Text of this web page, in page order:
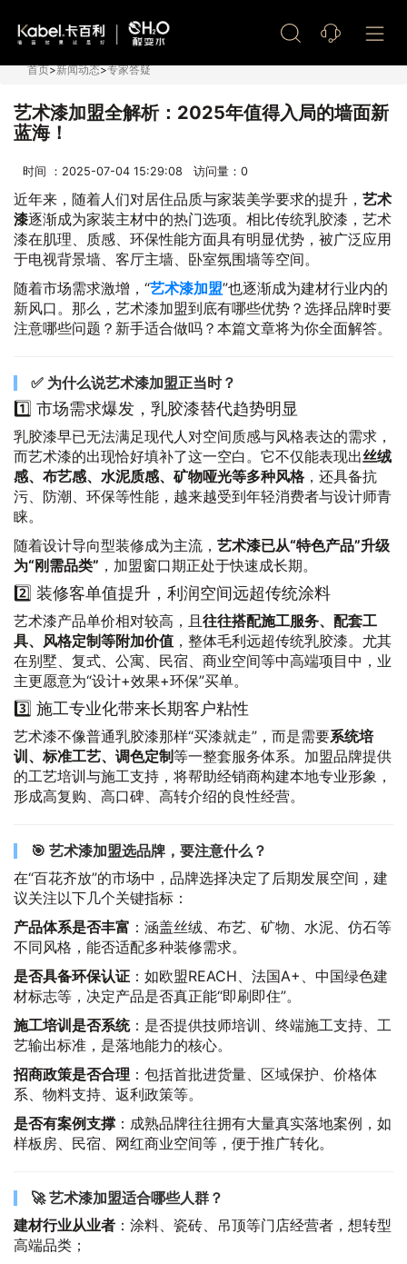
首页>新闻动态>专家答疑
艺术漆加盟全解析：2025年值得入局的墙面新
蓝海！
时间 ：2025-07-04 15:29:08 访问量： 0
近年来，随着人们对居住品质与家装美学要求的提升， 艺术
漆逐渐成为家装主材中的热门选项。相比传统乳胶漆，艺术
漆在肌理、质感、环保性能方面具有明显优势，被广泛应用
于电视背景墙、客厅主墙、卧室氛围墙等空间。
随着市场需求激增，“艺术漆加盟”也逐渐成为建材行业内的
新风口。那么，艺术漆加盟到底有哪些优势？选择品牌时要
注意哪些问题？新手适合做吗？本篇文章将为你全面解答。
✅ 为什么说艺术漆加盟正当时？
1️⃣ 市场需求爆发，乳胶漆替代趋势明显
乳胶漆早已无法满足现代人对空间质感与风格表达的需求，
而艺术漆的出现恰好填补了这一空白。它不仅能表现出丝绒
感、布艺感、水泥质感、矿物哑光等多种风格，还具备抗
污、防潮、环保等性能，越来越受到年轻消费者与设计师青
睐。
随着设计导向型装修成为主流， 艺术漆已从“特色产品”升级
为“刚需品类” ，加盟窗口期正处于快速成长期。
2️⃣ 装修客单值提升，利润空间远超传统涂料
艺术漆产品单价相对较高，且 往往搭配施工服务、配套工
具、风格定制等附加价值 ，整体毛利远超传统乳胶漆。尤其
在别墅、复式、公寓、民宿、商业空间等中高端项目中，业
主更愿意为“设计+效果+环保”买单。
3️⃣ 施工专业化带来长期客户粘性
艺术漆不像普通乳胶漆那样“买漆就走”，而是需要系统培
训、标准工艺、调色定制等一整套服务体系。加盟品牌提供
的工艺培训与施工支持，将帮助经销商构建本地专业形象，
形成高复购、高口碑、高转介绍的良性经营。
🎯 艺术漆加盟选品牌，要注意什么？
在“百花齐放”的市场中，品牌选择决定了后期发展空间，建
议关注以下几个关键指标：
产品体系是否丰富 ：涵盖丝绒、布艺、矿物、水泥、仿石等
不同风格，能否适配多种装修需求。
是否具备环保认证 ：如欧盟REACH、法国A+、中国绿色建
材标志等，决定产品是否真正能“即刷即住”。
施工培训是否系统：是否提供技师培训、终端施工支持、工
艺输出标准，是落地能力的核心。
招商政策是否合理 ：包括首批进货量、区域保护、价格体
系、物料支持、返利政策等。
是否有案例支撑 ：成熟品牌往往拥有大量真实落地案例，如
样板房、民宿、网红商业空间等，便于推广转化。
🚀 艺术漆加盟适合哪些人群？
建材行业从业者 ：涂料、瓷砖、吊顶等门店经营者，想转型
高端品类；